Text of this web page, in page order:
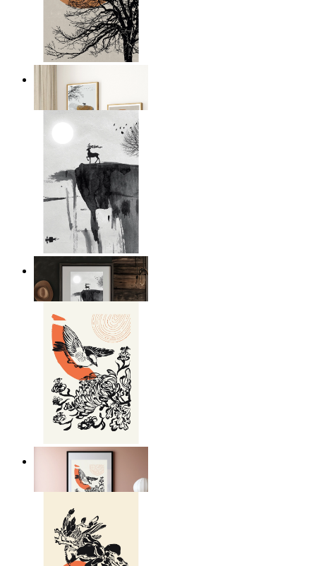
Sun and Branches
14,95 €
Japandi Moon Landscape
Ab 14,95 €
Japandi Bird Harmony
14,95 €